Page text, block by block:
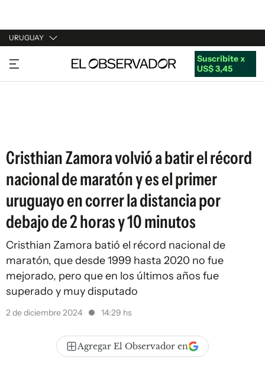
URUGUAY
URUGUAY
ARGENTINA
Suscribite x
US$ 3,45
Cristhian Zamora volvió a batir el récord
nacional de maratón y es el primer
uruguayo en correr la distancia por
debajo de 2 horas y 10 minutos
Cristhian Zamora batió el récord nacional de
maratón, que desde 1999 hasta 2020 no fue
mejorado, pero que en los últimos años fue
superado y muy disputado
2 de diciembre 2024 14:29 hs
Agregar El Observador en